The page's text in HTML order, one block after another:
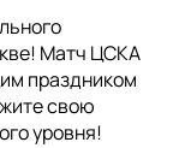
Матч ЦСКА
праздником
свою
уровня!